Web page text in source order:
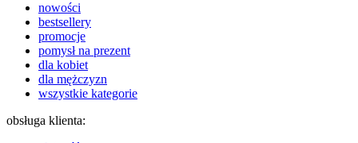
nowości
bestsellery
promocje
pomysł na prezent
dla kobiet
dla mężczyzn
wszystkie kategorie
obsługa klienta: